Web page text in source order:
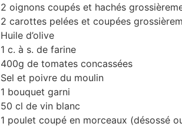
2 oignons coupés et hachés
2 carottes pelées et coupées
Huile d’olive
1 c. à s. de farine
400g de tomates concassées
Sel et poivre du moulin
1 bouquet garni
50 cl de vin blanc
1 poulet coupé en morceaux (désossé